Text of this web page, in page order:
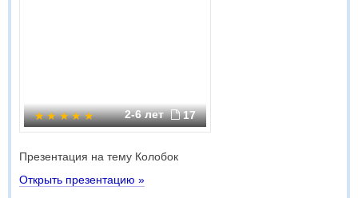
2-6 лет 17
Презентация на тему Колобок
Открыть презентацию »